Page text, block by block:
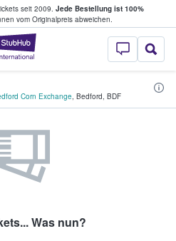
seit 2009. Jede Bestellung ist 100%
vom Originalpreis abweichen.
StubHub - Wo
verkaufen
Corn Exchange, Bedford, BDF
Was nun?